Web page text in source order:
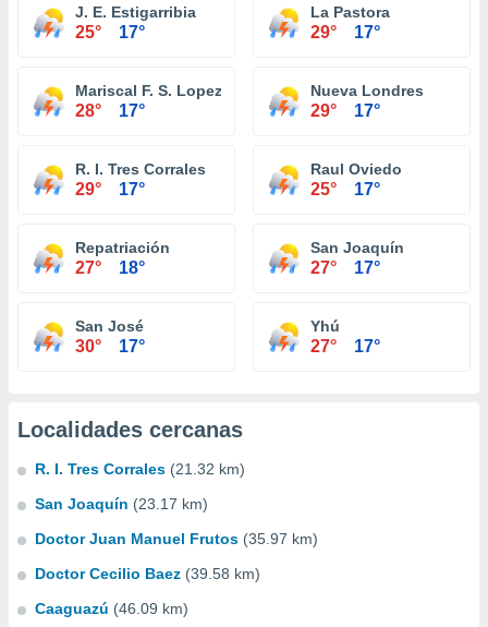
J. E. Estigarribia
25° 17°
La Pastora
29° 17°
Mariscal F. S. Lopez
28° 17°
Nueva Londres
29° 17°
R. I. Tres Corrales
29° 17°
Raul Oviedo
25° 17°
Repatriación
27° 18°
San Joaquín
27° 17°
San José
30° 17°
Yhú
27° 17°
Localidades cercanas
R. I. Tres Corrales (21.32 km)
San Joaquín (23.17 km)
Doctor Juan Manuel Frutos (35.97 km)
Doctor Cecilio Baez (39.58 km)
Caaguazú (46.09 km)